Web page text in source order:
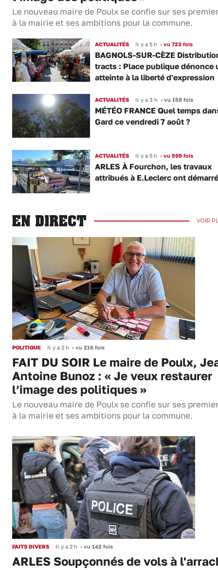
Le nouveau maire de Poulx se confie sur ses
à la mairie et ses ambitions pour la commune.
ACTUALITÉS Il y a 5 h •vu 723 fois
BAGNOLS-SUR-CÈZE
tracts : Place publique dénonce
atteinte à la liberté d'expression
ACTUALITÉS Il y a 3 h •vu 158 fois
MÉTÉO FRANCE Quel temps
Gard ce vendredi 7 août ?
ACTUALITÉS Il y a 5 h •vu 599 fois
ARLES À Fourchon, les travaux
attribués à E.Leclerc ont démarré
EN DIRECT VOIR
POLITIQUE Il y a 2 h • vu 216 fois
FAIT DU SOIR Le maire de Poulx,
Antoine Bunoz : « Je veux restaurer
l’image des politiques »
Le nouveau maire de Poulx se confie sur ses
à la mairie et ses ambitions pour la commune.
FAITS DIVERS Il y a 2 h • vu 142 fois
ARLES Soupçonnés de vols à